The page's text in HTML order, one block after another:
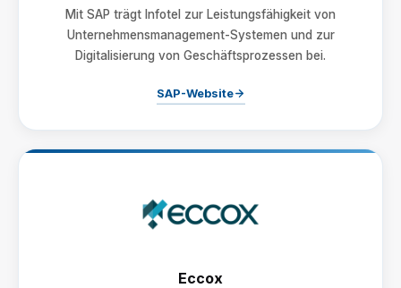
Mit SAP trägt Infotel zur Leistungsfähigkeit von
Unternehmensmanagement-Systemen und zur
Digitalisierung von Geschäftsprozessen bei.
SAP-Website
Eccox